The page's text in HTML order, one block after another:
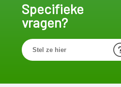
Specifieke
vragen?